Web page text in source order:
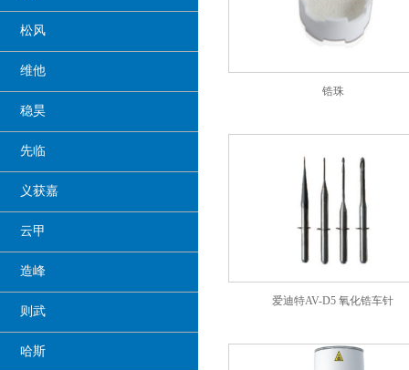
松风
维他
稳昊
先临
义获嘉
云甲
造峰
则武
哈斯
锆珠
爱迪特AV-D5 氧化锆车针